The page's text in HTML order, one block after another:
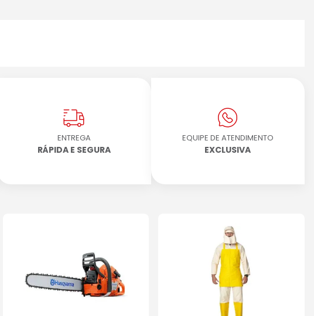
ENTREGA
RÁPIDA E SEGURA
EQUIPE DE ATENDIMENTO
EXCLUSIVA